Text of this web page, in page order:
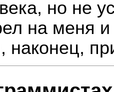
но не
на меня и
наконец,